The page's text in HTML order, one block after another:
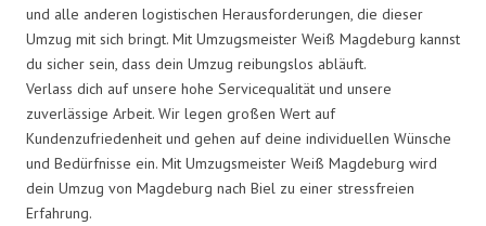
und alle anderen logistischen Herausforderungen, die dieser
Umzug mit sich bringt. Mit Umzugsmeister Weiß Magdeburg kannst
du sicher sein, dass dein Umzug reibungslos abläuft.
Verlass dich auf unsere hohe Servicequalität und unsere
zuverlässige Arbeit. Wir legen großen Wert auf
Kundenzufriedenheit und gehen auf deine individuellen Wünsche
und Bedürfnisse ein. Mit Umzugsmeister Weiß Magdeburg wird
dein Umzug von Magdeburg nach Biel zu einer stressfreien
Erfahrung.